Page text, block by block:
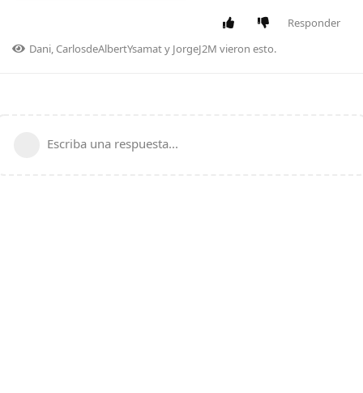
Responder
Dani, CarlosdeAlbertYsamaty JorgeJ2M vieron esto.
Escriba una respuesta...